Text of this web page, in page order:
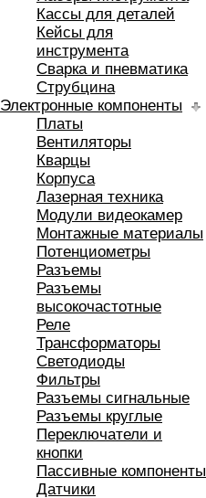
Кассы для деталей
Кейсы для
инструмента
Сварка и пневматика
Струбцина
Электронные компоненты
Платы
Вентиляторы
Кварцы
Корпуса
Лазерная техника
Модули видеокамер
Монтажные материалы
Потенциометры
Разъемы
Разъемы
высокочастотные
Реле
Трансформаторы
Светодиоды
Фильтры
Разъемы сигнальные
Разъемы круглые
Переключатели и
кнопки
Пассивные компоненты
Датчики